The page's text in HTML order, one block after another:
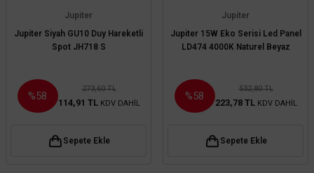
Jupiter
Jupiter Siyah GU10 Duy Hareketli
Spot JH718 S
%58
273,60 TL
114,91 TL KDV DAHİL
Sepete Ekle
Jupiter
Jupiter 15W Eko Serisi Led Panel
LD474 4000K Naturel Beyaz
%58
532,80 TL
223,78 TL KDV DAHİL
Sepete Ekle